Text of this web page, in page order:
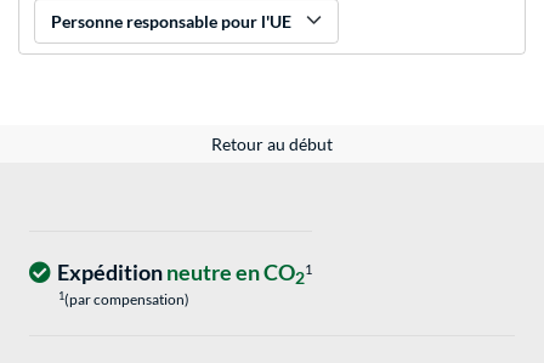
Personne responsable pour l'UE
Retour au début
Expéditionneutre en CO21
1(par compensation)